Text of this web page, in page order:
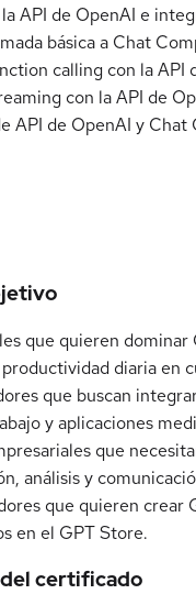
API de OpenAI e
básica a Chat
calling con la API
con la API de
API de OpenAI y
curso
que quieren dominar
diaria en
que buscan
y aplicaciones
que
análisis y
que quieren crear
en el GPT Store.
certificado